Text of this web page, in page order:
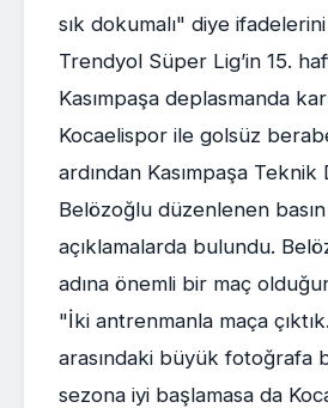
sık dokumalı" diye
Trendyol Süper Lig’in 15.
Kasımpaşa deplasmanda
Kocaelispor ile golsüz
ardından Kasımpaşa
Belözoğlu düzenlenen basın
açıklamalarda bulundu.
adına önemli bir maç
"İki antrenmanla maça
arasındaki büyük fotoğrafa
sezona iyi başlamasa da